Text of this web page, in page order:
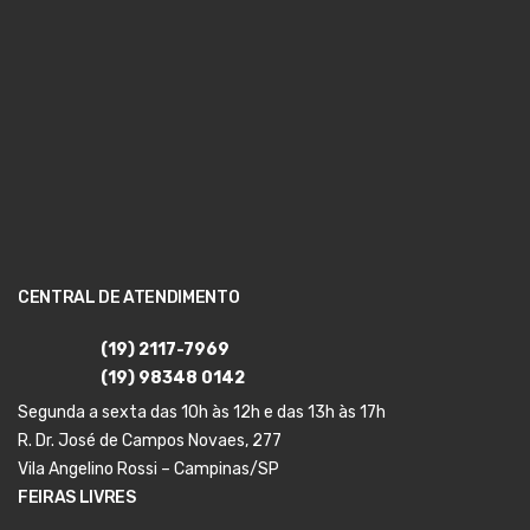
CENTRAL DE ATENDIMENTO
(19) 2117-7969
(19) 98348 0142
Segunda a sexta das 10h às 12h e das 13h às 17h
R. Dr. José de Campos Novaes, 277
Vila Angelino Rossi – Campinas/SP
FEIRAS LIVRES